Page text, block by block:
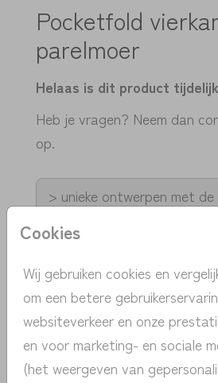
Cookies
Wij gebruiken cookies en
om een betere
websiteverkeer en onze
en voor marketing- en sociale
(het weergeven van
Pocketfold
parelmoer
Helaas is dit product
Heb je vragen? Neem dan
op.
> unieke ontwerpen met de
> persoonlijk contact |
> snelle verzending NL | BE
> proefdruk v.a. 1 euro
> pas eenvoudig zelf het